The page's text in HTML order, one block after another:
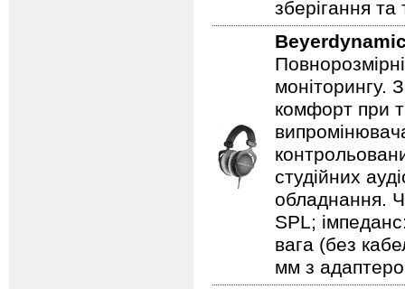
зберігання
моніторингу.
комфорт при
студійних
обладнання.
SPL;
вага (без
мм з